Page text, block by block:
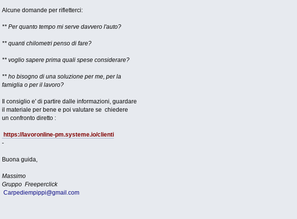
Alcune domande per rifletterci:
** Per quanto tempo mi serve davvero l'auto?
** quanti chilometri penso di fare?
** voglio sapere prima quali spese considerare?
** ho bisogno di una soluzione per me, per la
famiglia o per il lavoro?
Il consiglio e' di partire dalle informazioni, guardare
il materiale per bene e poi valutare se chiedere
un confronto diretto :
https://lavoronline-pm.systeme.io/clienti
-
Buona guida,
Massimo
Gruppo Freeperclick
Carpediempippi@gmail.com